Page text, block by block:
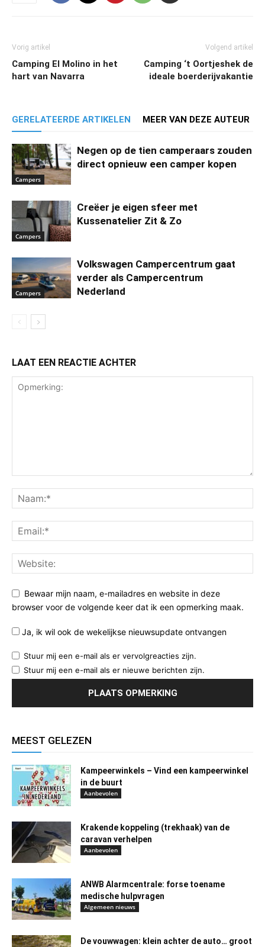
Vorig artikel
Camping El Molino in het
hart van Navarra
Volgend artikel
Camping ‘t Oortjeshek de
ideale boerderijvakantie
GERELATEERDE ARTIKELEN MEER VAN DEZE AUTEUR
Campers
Negen op de tien camperaars zouden
direct opnieuw een camper kopen
Campers
Creëer je eigen sfeer met
Kussenatelier Zit & Zo
Campers
Volkswagen Campercentrum gaat
verder als Campercentrum
Nederland
LAAT EEN REACTIE ACHTER
Bewaar mijn naam, e-mailadres en website in deze
browser voor de volgende keer dat ik een opmerking maak.
Ja, ik wil ook de wekelijkse nieuwsupdate ontvangen
Stuur mij een e-mail als er vervolgreacties zijn.
Stuur mij een e-mail als er nieuwe berichten zijn.
MEEST GELEZEN
Kampeerwinkels – Vind een kampeerwinkel
in de buurt
Aanbevolen
Krakende koppeling (trekhaak) van de
caravan verhelpen
Aanbevolen
ANWB Alarmcentrale: forse toename
medische hulpvragen
Algemeen nieuws
De vouwwagen: klein achter de auto… groot